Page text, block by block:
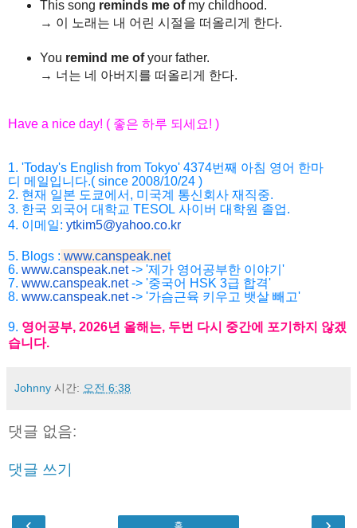
This song reminds me ofmy childhood.
→ 이 노래는 내 어린 시절을 떠올리게 한다.
You remind me ofyour father.
→ 너는 네 아버지를 떠올리게 한다.
Have a nice day! ( 좋은 하루 되세요! )
1. 'Today's English from Tokyo' 4374번째 아침 영어 한마
디 메일입니다.( since 2008/10/24 )
2. 현재 일본 도쿄에서 , 미국계 통신회사 재직중.
3. 한국 외국어 대학교 TESOL 사이버 대학원 졸업.
4. 이메일: ytkim5@yahoo.co.kr
5. Blogs : www.canspeak.net
6. www.canspeak.net-> '제가 영어공부한 이야기'
7. www.canspeak.net-> '중국어 HSK 3급 합격'
8. www.canspeak.net-> '가슴근육 키우고 뱃살 빼고'
9. 영어공부, 2026년 올해는, 두번 다시 중간에 포기하지 않겠
습니 다.
Johnny 시간: 오전 6:38
댓글 없음:
댓글 쓰기